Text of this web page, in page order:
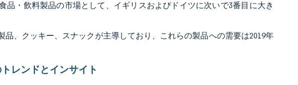
品・飲料製品の市場として、イギリスおよびドイツに次いで3番目に大き
、クッキー、スナックが主導しており、これらの製品への需要は2019年
レンドとインサイト